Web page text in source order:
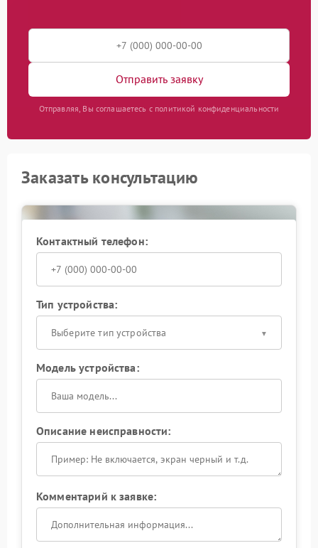
Отправить заявку
Отправляя, Вы соглашаетесь с политикой конфиденциальности
Заказать консультацию
Контактный телефон:
Тип устройства:
Выберите тип устройства
Модель устройства:
Описание неисправности:
Комментарий к заявке: